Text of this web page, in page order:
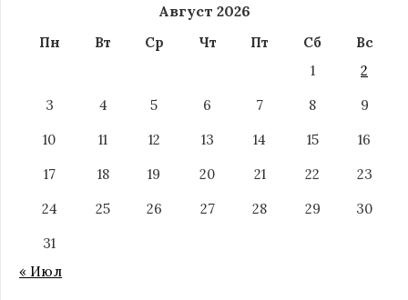
Август 2026
Пн Вт Ср Чт Пт Сб
Вс
1
2
3
4 5 6 7 8
9
10
11 12 13 14 15
16
17
18 19 20 21 22
23
24
25 26 27 28 29
30
31
« Июл